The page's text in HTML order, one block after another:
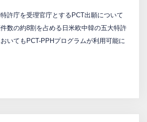
許庁を受理官庁とするPCT出願について
数の約8割を占める日米欧中韓の五大特許
いてもPCT-PPHプログラムが利用可能に